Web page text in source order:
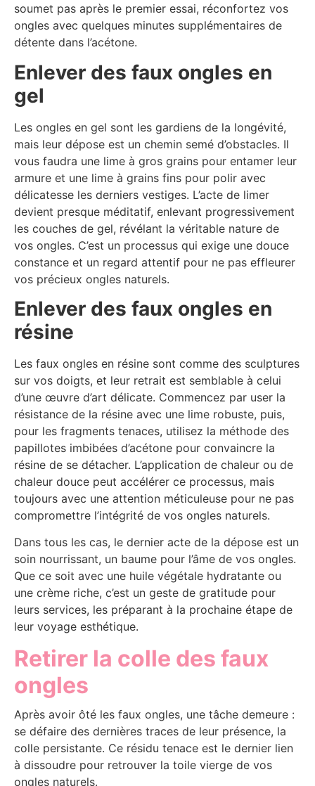
soumet pas après le premier essai, réconfortez vos
ongles avec quelques minutes supplémentaires de
détente dans l’acétone.
Enlever des faux ongles en
gel
Les ongles en gel sont les gardiens de la longévité,
mais leur dépose est un chemin semé d’obstacles. Il
vous faudra une lime à gros grains pour entamer leur
armure et une lime à grains fins pour polir avec
délicatesse les derniers vestiges. L’acte de limer
devient presque méditatif, enlevant progressivement
les couches de gel, révélant la véritable nature de
vos ongles. C’est un processus qui exige une douce
constance et un regard attentif pour ne pas effleurer
vos précieux ongles naturels.
Enlever des faux ongles en
résine
Les faux ongles en résine sont comme des sculptures
sur vos doigts, et leur retrait est semblable à celui
d’une œuvre d’art délicate. Commencez par user la
résistance de la résine avec une lime robuste, puis,
pour les fragments tenaces, utilisez la méthode des
papillotes imbibées d’acétone pour convaincre la
résine de se détacher. L’application de chaleur ou de
chaleur douce peut accélérer ce processus, mais
toujours avec une attention méticuleuse pour ne pas
compromettre l’intégrité de vos ongles naturels.
Dans tous les cas, le dernier acte de la dépose est un
soin nourrissant, un baume pour l’âme de vos ongles.
Que ce soit avec une huile végétale hydratante ou
une crème riche, c’est un geste de gratitude pour
leurs services, les préparant à la prochaine étape de
leur voyage esthétique.
Retirer la colle des faux
ongles
Après avoir ôté les faux ongles, une tâche demeure :
se défaire des dernières traces de leur présence, la
colle persistante. Ce résidu tenace est le dernier lien
à dissoudre pour retrouver la toile vierge de vos
ongles naturels.